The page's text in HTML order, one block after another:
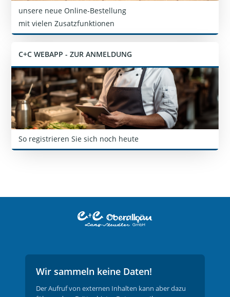
Wir sammeln keine Daten!
Der Aufruf von externen Inhalten kann aber dazu
unsere neue Online-Bestellung
mit vielen Zusatzfunktionen
C+C WEBAPP - ZUR ANMELDUNG
So registrieren Sie sich noch heute
DATENSCHUTZ